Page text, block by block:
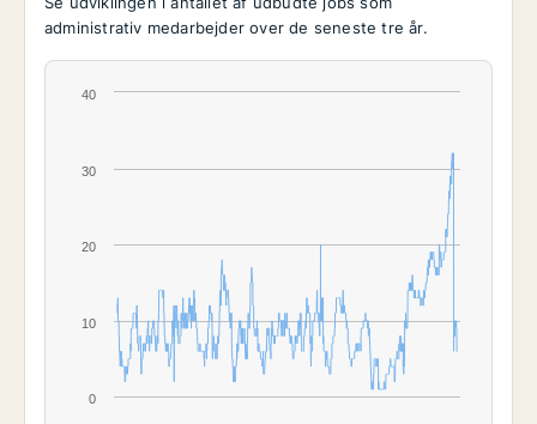
administrativ medarbejder over de seneste tre år.
0
10
20
30
40